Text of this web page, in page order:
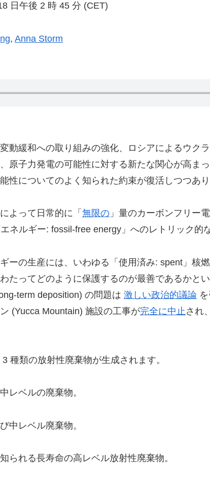
日午後 2 時 45 分 (CET)
, Anna Storm
動緩和への取り組みの強化、ロシアによるウク
原子力発電の可能性に対する新たな関心が高ま
性についてのよく知られた約束が復活しつつあり
よって日常的に「 無限の 」量のカーボンフリー
ネルギー: fossil-free energy」へのレトリック的
ーの生産には、いわゆる「使用済み: spent」核
たってどのように保護するのが最善であるかと
term deposition) の問題は 激しい政治的議論
(Yucca Mountain) 施設の工事が完全に中止 され
種類の放射性廃棄物が生成されます。
レベルの廃棄物。
中レベル廃棄物。
られる長寿命の高レベル放射性廃棄物。